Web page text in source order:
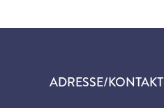
ADRESSE/KONTAKT